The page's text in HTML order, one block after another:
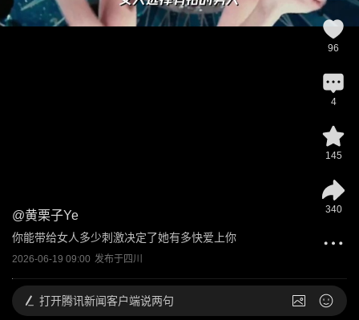
@黄栗子Ye
你能带给女人多少刺激决定了她有多快爱上你
2026-06-19 09:00 发布于四川
96
4
145
340
打开腾讯新闻客户端说两句